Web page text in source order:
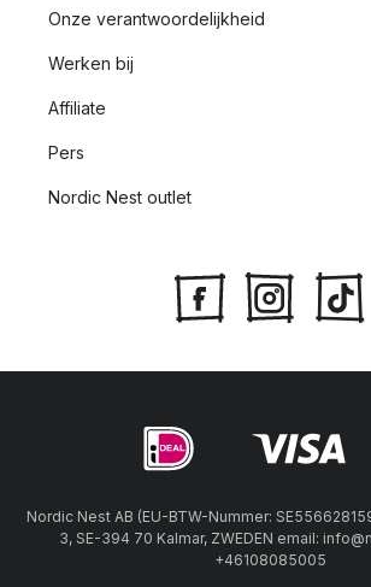
Onze verantwoordelijkheid
Werken bij
Affiliate
Pers
Nordic Nest outlet
Nordic Nest AB (EU-BTW-Nummer:
3, SE-394 70 Kalmar, ZWEDEN email:
+46108085005